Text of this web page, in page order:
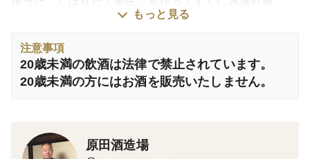
（0℃）した、特別囲いの酒。
日本酒は、基本的には火入れ殺菌をして貯蔵して味わい
を熟成させて出荷していくのが基本ですが、氷温貯蔵技
術により、しぼりたてのフレッシュ感そのままに、味わ
深く香り高い味わいをお楽しみください。
もっと見る
注意事項
20歳未満の飲酒は法律で禁止されています。
20歳未満の方にはお酒を販売いたしません。
原田酒造場